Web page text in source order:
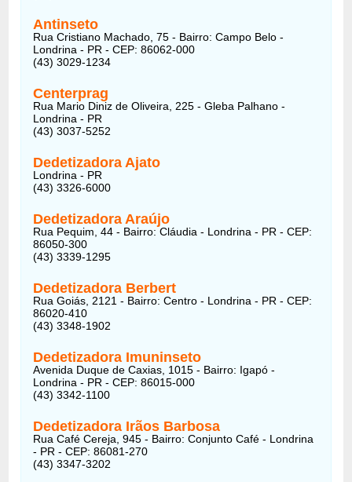
Antinseto
Rua Cristiano Machado, 75 - Bairro: Campo Belo -
Londrina - PR - CEP: 86062-000
(43) 3029-1234
Centerprag
Rua Mario Diniz de Oliveira, 225 - Gleba Palhano -
Londrina - PR
(43) 3037-5252
Dedetizadora Ajato
Londrina - PR
(43) 3326-6000
Dedetizadora Araújo
Rua Pequim, 44 - Bairro: Cláudia - Londrina - PR - CEP:
86050-300
(43) 3339-1295
Dedetizadora Berbert
Rua Goiás, 2121 - Bairro: Centro - Londrina - PR - CEP:
86020-410
(43) 3348-1902
Dedetizadora Imuninseto
Avenida Duque de Caxias, 1015 - Bairro: Igapó -
Londrina - PR - CEP: 86015-000
(43) 3342-1100
Dedetizadora Irãos Barbosa
Rua Café Cereja, 945 - Bairro: Conjunto Café - Londrina
- PR - CEP: 86081-270
(43) 3347-3202